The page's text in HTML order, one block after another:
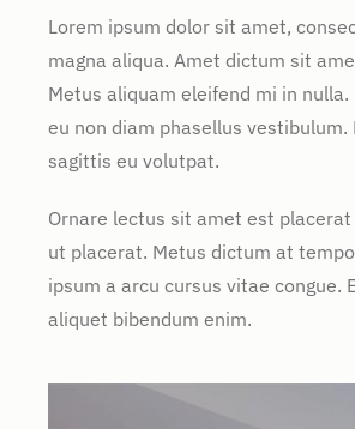
Lorem ipsum dolor sit amet,
magna aliqua. Amet dictum sit
Metus aliquam eleifend mi in
eu non diam phasellus
sagittis eu volutpat.
Ornare lectus sit amet est
ut placerat. Metus dictum at
ipsum a arcu cursus vitae
aliquet bibendum enim.